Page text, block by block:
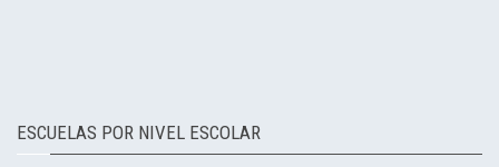
ESCUELAS POR NIVEL ESCOLAR